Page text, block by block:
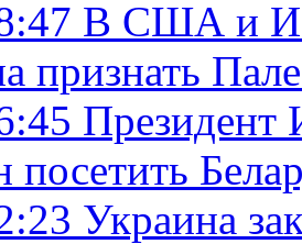
В США и
признать
Президент
посетить
Украина